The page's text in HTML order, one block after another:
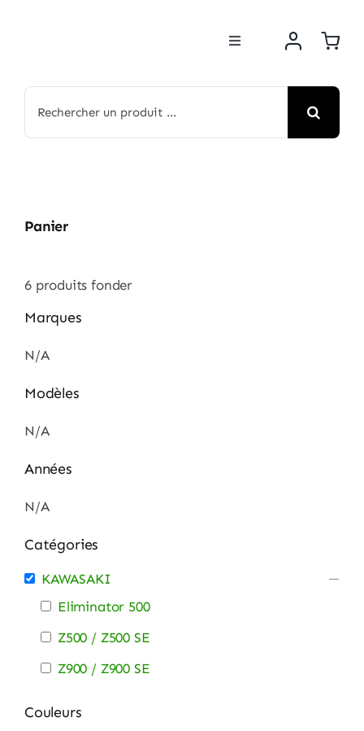
Toggle
BOUTIQUE
NOS MARQUES
ATELIER
Panier
6produits fonder
Marques
N/A
Modèles
N/A
Années
N/A
Catégories
KAWASAKI
Eliminator 500
Z500 / Z500 SE
Z900 / Z900 SE
Couleurs